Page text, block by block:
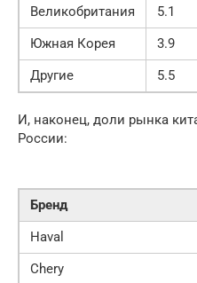
Великобритания
5.1
Южная Корея
3.9
Другие
5.5
И, наконец, доли рынка
России:
Бренд
Haval
Chery